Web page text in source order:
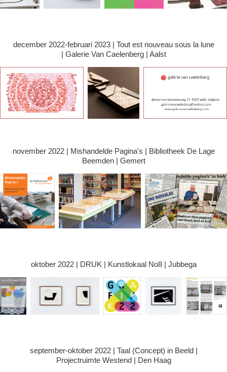
december 2022-februari 2023 | Tout est nouveau sous la lune
| Galerie Van Caelenberg | Aalst
november 2022 | Mishandelde Pagina's | Bibliotheek De Lage
Beemden | Gemert
oktober 2022 | DRUK | Kunstlokaal No8 | Jubbega
september-oktober 2022 | Taal (Concept) in Beeld |
Projectruimte Westend | Den Haag